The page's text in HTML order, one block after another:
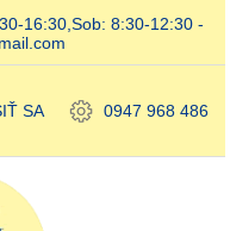
16:30,Sob: 8:30-12:30 -
SA 0947 968 486